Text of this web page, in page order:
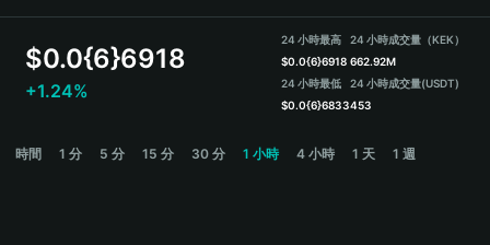
हिन्दी
Español (Argentina)
$0.0{6}6918
+1.24%
24 小時最高
$0.0{6}6918
24 小時最低
$0.0{6}6833
24 小時成交量（KEK）
662.92M
24 小時成交量(USDT)
453
時間 1 分 5 分 15 分 30 分 1 小時 4 小時 1 天 1 週